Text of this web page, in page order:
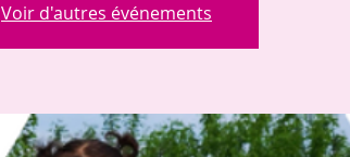
Voir d'autres événements